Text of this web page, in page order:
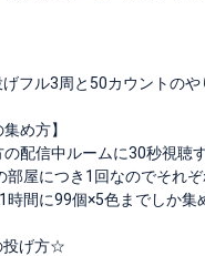
フル3周と50カウントの
集め方】
の配信中ルームに30秒視聴
部屋につき1回なのでそれ
時間に99個×5色までしか集
げ方☆